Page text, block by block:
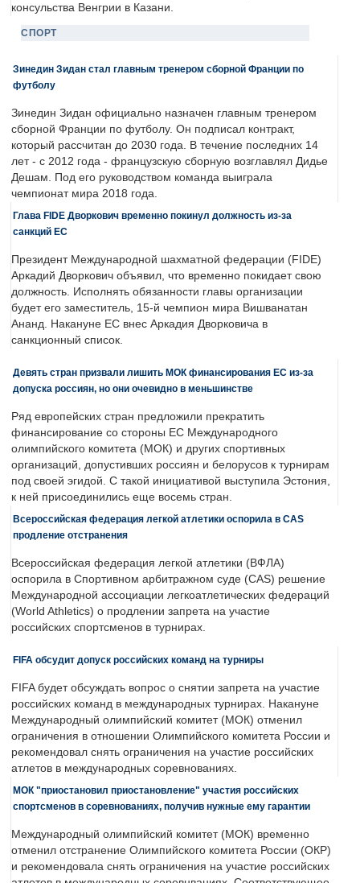
консульства Венгрии в Казани.
СПОРТ
Зинедин Зидан стал главным тренером сборной Франции по
футболу
Зинедин Зидан официально назначен главным тренером
сборной Франции по футболу. Он подписал контракт,
который рассчитан до 2030 года. В течение последних 14
лет - с 2012 года - французскую сборную возглавлял Дидье
Дешам. Под его руководством команда выиграла
чемпионат мира 2018 года.
Глава FIDE Дворкович временно покинул должность из-за
санкций ЕС
Президент Международной шахматной федерации (FIDE)
Аркадий Дворкович объявил, что временно покидает свою
должность. Исполнять обязанности главы организации
будет его заместитель, 15-й чемпион мира Вишванатан
Ананд. Накануне ЕС внес Аркадия Дворковича в
санкционный список.
Девять стран призвали лишить МОК финансирования ЕС из-за
допуска россиян, но они очевидно в меньшинстве
Ряд европейских стран предложили прекратить
финансирование со стороны ЕС Международного
олимпийского комитета (МОК) и других спортивных
организаций, допустивших россиян и белорусов к турнирам
под своей эгидой. С такой инициативой выступила Эстония,
к ней присоединились еще восемь стран.
Всероссийская федерация легкой атлетики оспорила в CAS
продление отстранения
Всероссийская федерация легкой атлетики (ВФЛА)
оспорила в Спортивном арбитражном суде (CAS) решение
Международной ассоциации легкоатлетических федераций
(World Athletics) о продлении запрета на участие
российских спортсменов в турнирах.
FIFA обсудит допуск российских команд на турниры
FIFA будет обсуждать вопрос о снятии запрета на участие
российских команд в международных турнирах. Накануне
Международный олимпийский комитет (МОК) отменил
ограничения в отношении Олимпийского комитета России и
рекомендовал снять ограничения на участие российских
атлетов в международных соревнованиях.
МОК "приостановил приостановление" участия российских
спортсменов в соревнованиях, получив нужные ему гарантии
Международный олимпийский комитет (МОК) временно
отменил отстранение Олимпийского комитета России (ОКР)
и рекомендовала снять ограничения на участие российских